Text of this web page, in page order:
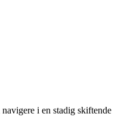
i en stadig skiftende